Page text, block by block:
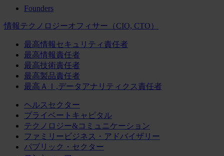
Founders
情報テクノロジーオフィサー（CIO, CTO）
最高情報セキュリティ責任者
最高情報責任者
最高技術責任者
最高製品責任者
最高ＡＩ,データアナリティクス責任者
ヘルスセクター
プライベートキャピタル
テクノロジー&コミュニケーション
ファミリービジネス・アドバイザリー
パブリック・セクター